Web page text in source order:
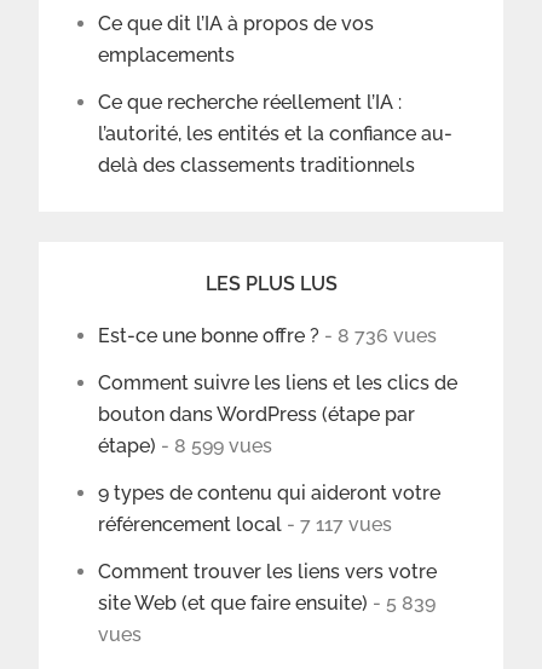
Ce que dit l’IA à propos de vos
emplacements
Ce que recherche réellement l’IA :
l’autorité, les entités et la confiance au-
delà des classements traditionnels
LES PLUS LUS
Est-ce une bonne offre ? - 8 736 vues
Comment suivre les liens et les clics de
bouton dans WordPress (étape par
étape) - 8 599 vues
9 types de contenu qui aideront votre
référencement local - 7 117 vues
Comment trouver les liens vers votre
site Web (et que faire ensuite) - 5 839
vues